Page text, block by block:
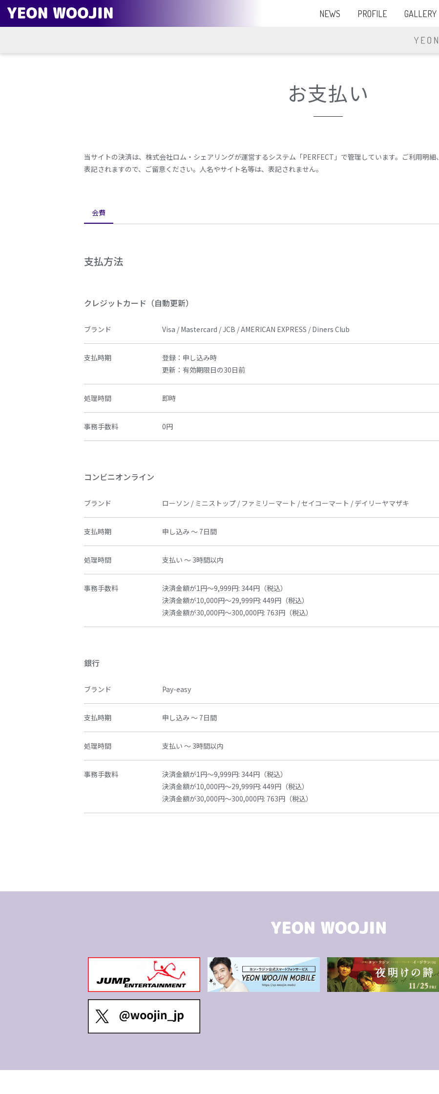
NEWS PROFILE GALLERY
お支払い
当サイトの決済は、株式会社ロム・シェアリングが運営するシステム「PERFECT」で管理しています。ご利用明
表記されますので、ご留意ください。人名やサイト名等は、表記されません。
会費
支払方法
クレジットカード（自動更新）
ブランド Visa / Mastercard / JCB / AMERICAN EXPRESS / Diners Club
支払時期
登録：申し込み時
更新：有効期限日の30日前
処理時間 即時
事務手数料 0円
コンビニオンライン
ブランド ローソン / ミニストップ / ファミリーマート / セイコーマート / デイリーヤマザキ
支払時期 申し込み ～ 7日間
処理時間 支払い ～ 3時間以内
事務手数料
決済金額が1円～9,999円: 344円（税込）
決済金額が10,000円～29,999円: 449円（税込）
決済金額が30,000円～300,000円: 763円（税込）
銀行
ブランド Pay-easy
支払時期 申し込み ～ 7日間
処理時間 支払い ～ 3時間以内
事務手数料
決済金額が1円～9,999円: 344円（税込）
決済金額が10,000円～29,999円: 449円（税込）
決済金額が30,000円～300,000円: 763円（税込）